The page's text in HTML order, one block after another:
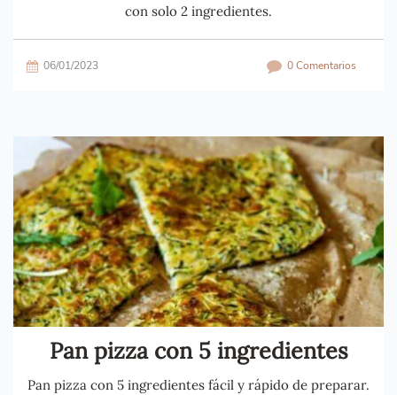
con solo 2 ingredientes.
06/01/2023 0 Comentarios
Pan pizza con 5 ingredientes
Pan pizza con 5 ingredientes fácil y rápido de preparar.